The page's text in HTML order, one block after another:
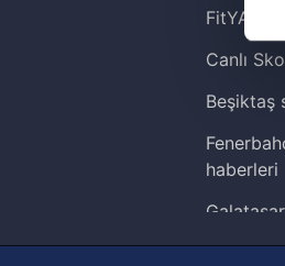
FitYAŞA
Canlı
Beşiktaş
haberleri